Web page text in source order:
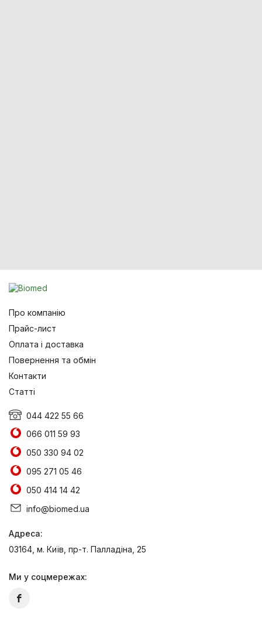
Про компанію
Прайс-лист
Оплата і доставка
Повернення та обмін
Контакти
Статті
044 422 55 66
066 011 59 93
050 330 94 02
095 271 05 46
050 414 14 42
info@biomed.ua
Адреса:
03164, м. Київ, пр-т. Палладіна, 25
Ми у соцмережах: